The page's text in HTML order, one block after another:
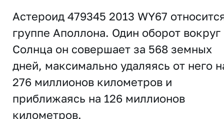
Астероид 479345 2013 WY67
группе Аполлона. Один оборот вокруг
Солнца он совершает за 568 земных
дней, максимально удаляясь от него
276 миллионов километров и
приближаясь на 126 миллионов
километров.